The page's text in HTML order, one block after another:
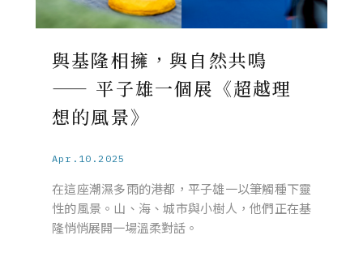
與基隆相擁，與自然共鳴
—— 平子雄一個展《超越理
想的風景》
Apr.10.2025
在這座潮濕多雨的港都，平子雄一以筆觸種下靈
性的風景。山、海、城市與小樹人，他們正在基
隆悄悄展開一場溫柔對話。